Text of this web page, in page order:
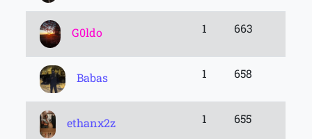
G0ldo 1 663
Babas 1 658
ethanx2z 1 655